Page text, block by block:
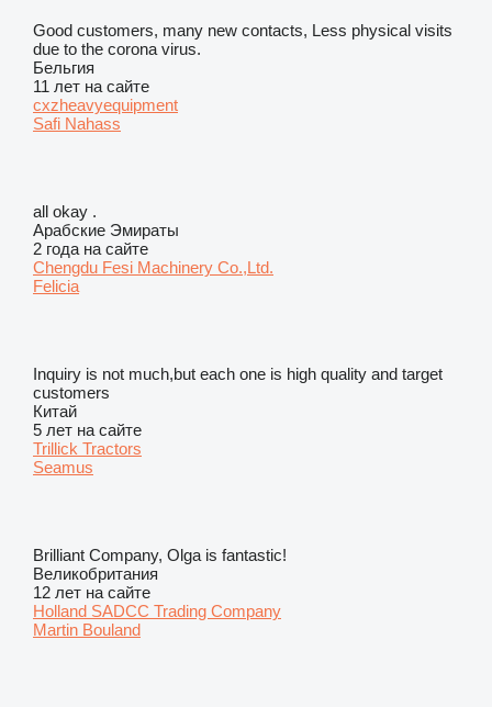
Good customers, many new contacts, Less physical visits
due to the corona virus.
Бельгия
11 лет на сайте
cxzheavyequipment
Safi Nahass
all okay .
Арабские Эмираты
2 года на сайте
Chengdu Fesi Machinery Co.,Ltd.
Felicia
Inquiry is not much,but each one is high quality and target
customers
Китай
5 лет на сайте
Trillick Tractors
Seamus
Brilliant Company, Olga is fantastic!
Великобритания
12 лет на сайте
Holland SADCC Trading Company
Martin Bouland